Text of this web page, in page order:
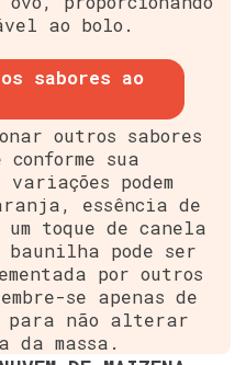
ao bolo.
sabores ao
outros sabores
sua
podem
essência de
um toque de canela
baunilha pode ser
por outros
se apenas de
para não alterar
da massa.